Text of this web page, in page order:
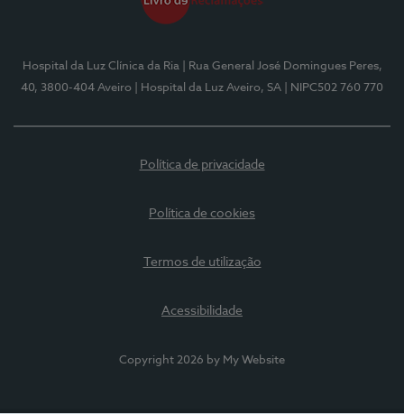
Hospital da Luz Clínica da Ria
| Rua General José Domingues Peres,
40, 3800-404 Aveiro
| Hospital da Luz Aveiro, SA | NIPC502 760 770
Política de privacidade
Política de cookies
Termos de utilização
Acessibilidade
Copyright 2026 by My Website